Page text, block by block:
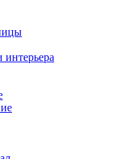
интерьера